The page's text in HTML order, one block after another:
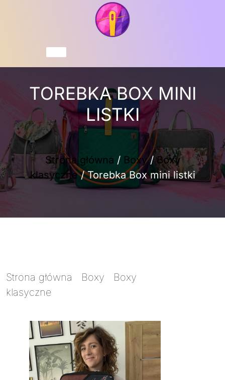
TOREBKA BOX MINI
LISTKI
Strona główna / Boxy/Boxy
klasyczne/ Torebka Box mini listki
Strona główna Boxy
Boxy
klasyczne